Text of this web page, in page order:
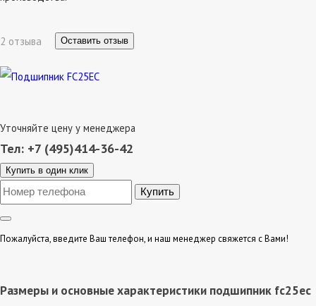
2 отзыва Оставить отзыв
Уточняйте цену у менеджера
Тел: +7 (495)414-36-42
Купить в один клик
Пожалуйста, введите Ваш телефон, и наш менеджер свяжется с Вами!
Размеры и основные характеристики подшипник fc25ec